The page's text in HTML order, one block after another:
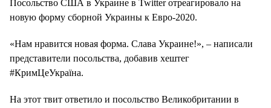
Посольство США в Украине в Twitter отреагировало на
новую форму сборной Украины к Евро-2020.
«Нам нравится новая форма. Слава Украине!», – написали
представители посольства, добавив хештег
#КримЦеУкраїна.
На этот твит ответило и посольство Великобритании в